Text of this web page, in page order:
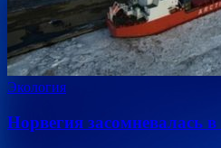
Экология
Норвегия засомневалась